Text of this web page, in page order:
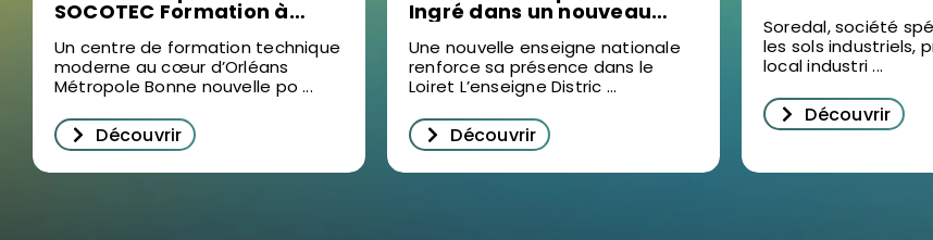
SOCOTEC Formation à
formation professionnelle
dans le Loiret
Un centre de formation technique
moderne au cœur d’Orléans
Métropole Bonne nouvelle po ...
Découvrir
Ingré dans un nouveau
Une nouvelle enseigne nationale
renforce sa présence dans le
Loiret L’enseigne Distric ...
Découvrir
Soredal, société
les sols industriels,
local industri ...
Découvrir